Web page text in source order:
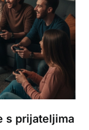
s prijateljima